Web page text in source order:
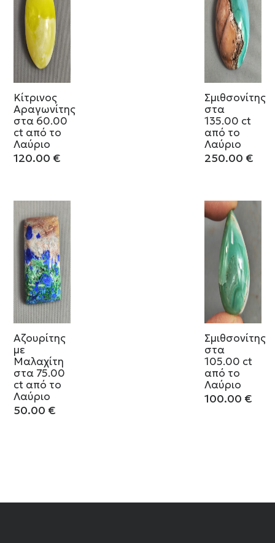
Κίτρινος
Αραγωνίτης
στα 60.00
ct από το
Λαύριο
120.00 €
Σμιθσονίτης
στα
135.00 ct
από το
Λαύριο
250.00 €
Αζουρίτης
με
Μαλαχίτη
στα 75.00
ct από το
Λαύριο
50.00 €
Σμιθσονίτης
στα
105.00 ct
από το
Λαύριο
100.00 €